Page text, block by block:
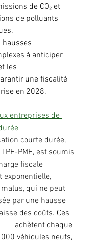
de CO₂ et
de polluants
hausses
à anticiper
les
une fiscalité
en 2028.
entreprises de
courte durée,
PME, est soumis
exponentielle,
qui ne peut
des coûts. Ces
véhicules neufs,